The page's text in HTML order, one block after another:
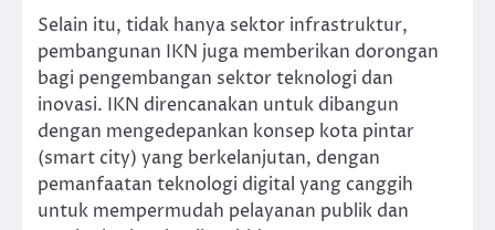
Selain itu, tidak hanya sektor infrastruktur,
pembangunan IKN juga memberikan dorongan
bagi pengembangan sektor teknologi dan
inovasi. IKN direncanakan untuk dibangun
dengan mengedepankan konsep kota pintar
(smart city) yang berkelanjutan, dengan
pemanfaatan teknologi digital yang canggih
untuk mempermudah pelayanan publik dan